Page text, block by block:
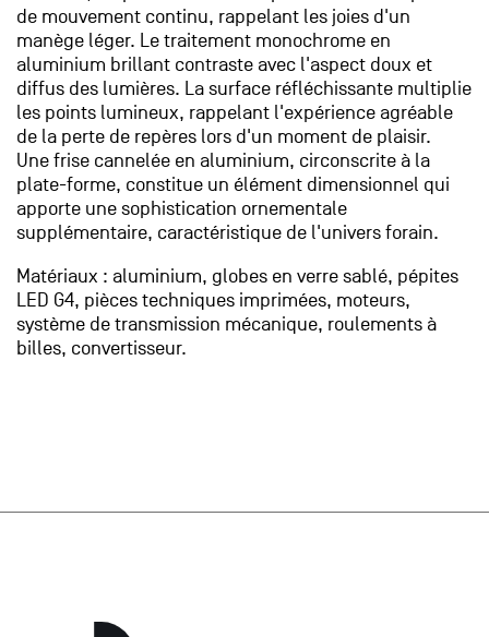
de mouvement continu, rappelant les joies d'un
manège léger. Le traitement monochrome en
aluminium brillant contraste avec l'aspect doux et
diffus des lumières. La surface réfléchissante multiplie
les points lumineux, rappelant l'expérience agréable
de la perte de repères lors d'un moment de plaisir.
Une frise cannelée en aluminium, circonscrite à la
plate-forme, constitue un élément dimensionnel qui
apporte une sophistication ornementale
supplémentaire, caractéristique de l'univers forain.
Matériaux : aluminium, globes en verre sablé, pépites
LED G4, pièces techniques imprimées, moteurs,
système de transmission mécanique, roulements à
billes, convertisseur.